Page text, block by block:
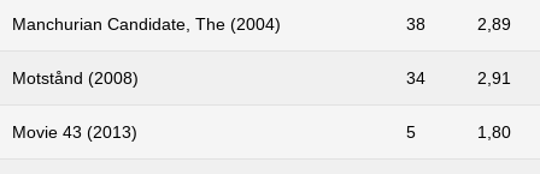
Manchurian Candidate, The (2004) 38 2,89
Motstånd (2008) 34 2,91
Movie 43 (2013) 5 1,80